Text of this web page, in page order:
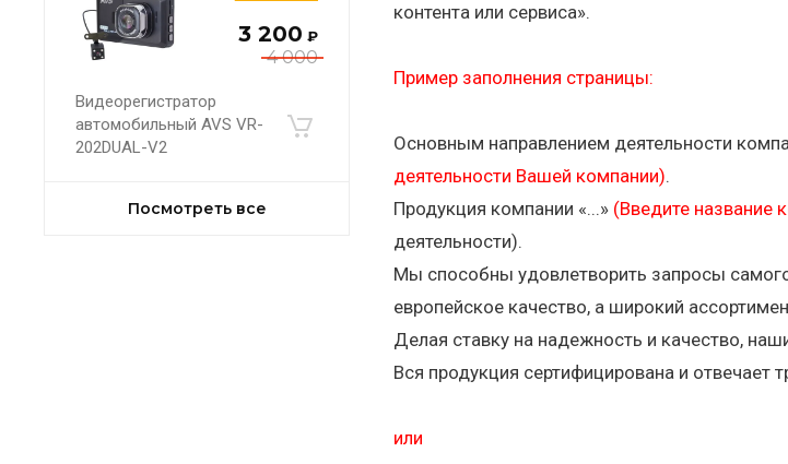
4 000
3 200 ₽
Видеорегистратор
автомобильный AVS VR-
202DUAL-V2
Посмотреть все
контента или сервиса».
Пример заполнения страницы:
Основным направлением деятельности
деятельности Вашей компании).
Продукция компании «...» (Введите название
деятельности).
Мы способны удовлетворить запросы
европейское качество, а широкий
Делая ставку на надежность и качество,
Вся продукция сертифицирована и отвечает
или